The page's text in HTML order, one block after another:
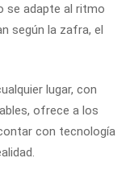
se adapte al ritmo
según la zafra, el
lugar, con
ofrece a los
con tecnología